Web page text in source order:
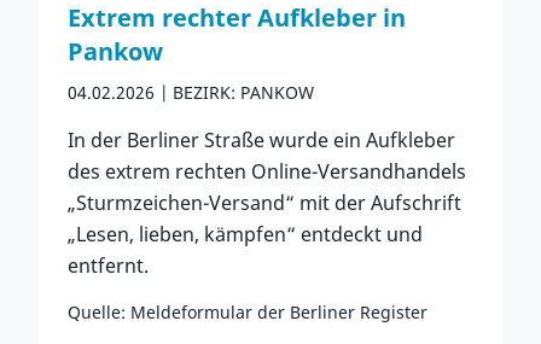
Extrem rechter Aufkleber in
Pankow
04.02.2026 BEZIRK: PANKOW
In der Berliner Straße wurde ein Aufkleber
des extrem rechten Online-Versandhandels
„Sturmzeichen-Versand“ mit der Aufschrift
„Lesen, lieben, kämpfen“ entdeckt und
entfernt.
Quelle: Meldeformular der Berliner Register